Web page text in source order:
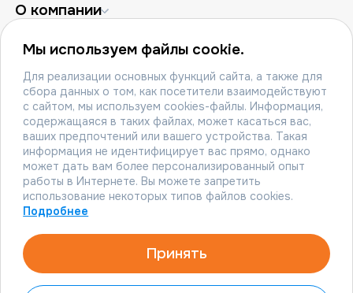
О компании
Партнёрам
© 2010-2026 ООО «АКТИВХОСТ РУ»
115114, Российская Федерация, г. Москва, 1-й
Дербеневский переулок, д. 5.
ИНН 7728734056.
Тел.: 8 800 500‑44‑64.
Политика конфиденциальности
Политика cookies
Мы используем файлы cookie.
Для реализации основных функций сайта, а также для
сбора данных о том, как посетители взаимодействуют
с сайтом, мы используем cookies-файлы. Информация,
содержащаяся в таких файлах, может касаться вас,
ваших предпочтений или вашего устройства. Такая
информация не идентифицирует вас прямо, однако
может дать вам более персонализированный опыт
работы в Интернете. Вы можете запретить
использование некоторых типов файлов cookies.
Подробнее
Принять